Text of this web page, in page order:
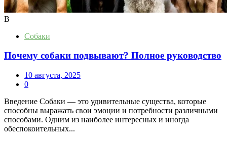
В
Собаки
Почему собаки подвывают? Полное руководство
10 августа, 2025
0
Введение Собаки — это удивительные существа, которые
способны выражать свои эмоции и потребности различными
способами. Одним из наиболее интересных и иногда
обеспокоительных...